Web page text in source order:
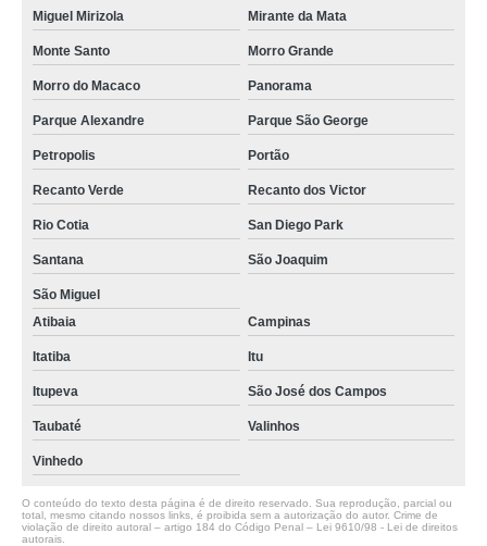
Miguel Mirizola Mirante da Mata
Monte Santo Morro Grande
Morro do Macaco Panorama
Parque Alexandre Parque São George
Petropolis Portão
Recanto Verde Recanto dos Victor
Rio Cotia San Diego Park
Santana São Joaquim
São Miguel
Atibaia
Campinas
Itatiba Itu
Itupeva São José dos Campos
Taubaté Valinhos
Vinhedo
O conteúdo do texto desta página é de direito reservado. Sua reprodução, parcial ou
total, mesmo citando nossos links, é proibida sem a autorização do autor. Crime de
violação de direito autoral – artigo 184 do Código Penal – Lei 9610/98 - Lei de direitos
autorais